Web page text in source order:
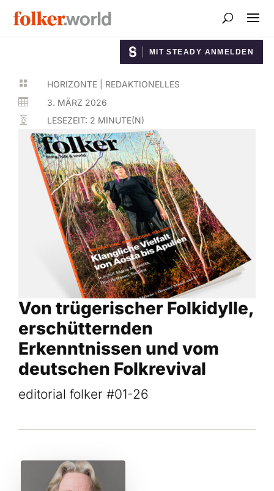
MIT STEADY ANMELDEN
 HORIZONTE REDAKTIONELLES
 3. MÄRZ 2026
 LESEZEIT: 2 MINUTE(N)
Von trügerischer Folk­idylle,
erschütternden
Erkenntnissen und vom
deutschen Folkrevival
editorial folker #01-26